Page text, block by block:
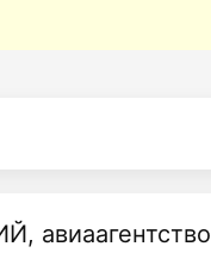
авиаагентство